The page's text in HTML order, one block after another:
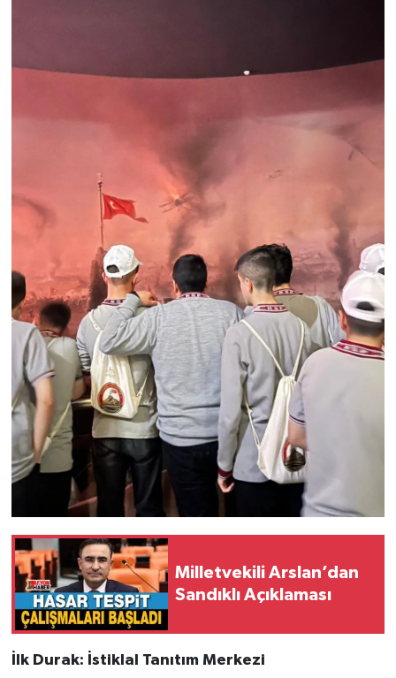
Milletvekili Arslan’dan
Sandıklı Açıklaması
İlk Durak: İstiklal Tanıtım Merkezi